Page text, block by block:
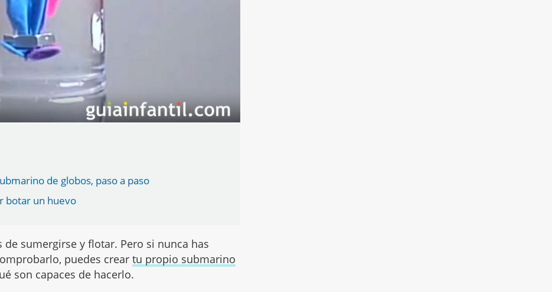
de globos, paso a paso
botar un huevo
de sumergirse y flotar. Pero si nunca has
puedes creartu propio submarino
son capaces de hacerlo.